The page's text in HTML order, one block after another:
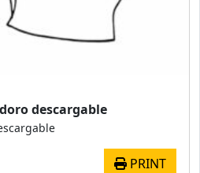
descargable
PRINT